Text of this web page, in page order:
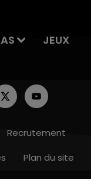
JEUX
Recrutement
Plan du site